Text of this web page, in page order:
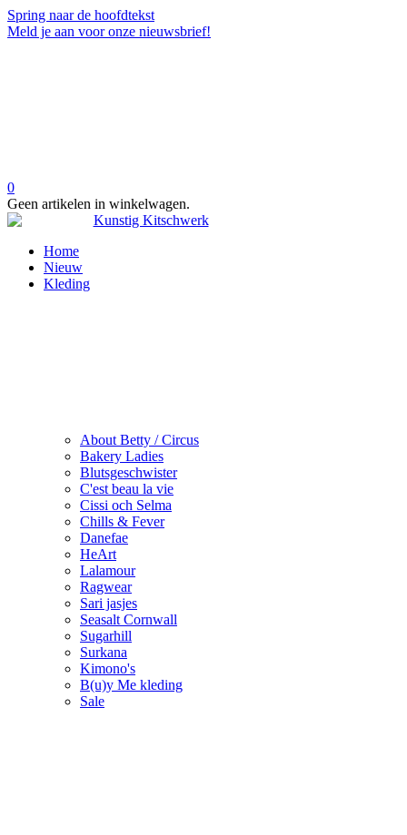
Spring naar de hoofdtekst
Meld je aan voor onze nieuwsbrief!
0
Geen artikelen in winkelwagen.
Home
Nieuw
Kleding
About Betty / Circus
Bakery Ladies
Blutsgeschwister
C'est beau la vie
Cissi och Selma
Chills & Fever
Danefae
HeArt
Lalamour
Ragwear
Sari jasjes
Seasalt Cornwall
Sugarhill
Surkana
Kimono's
B(u)y Me kleding
Sale